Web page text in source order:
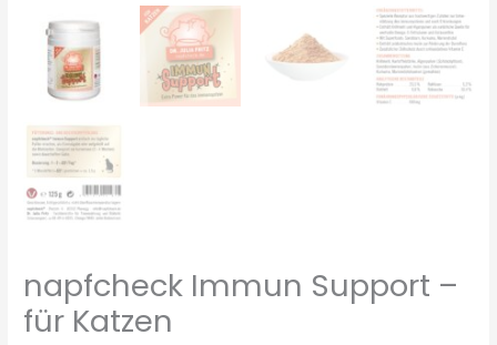
napfcheck Immun Support –
für Katzen